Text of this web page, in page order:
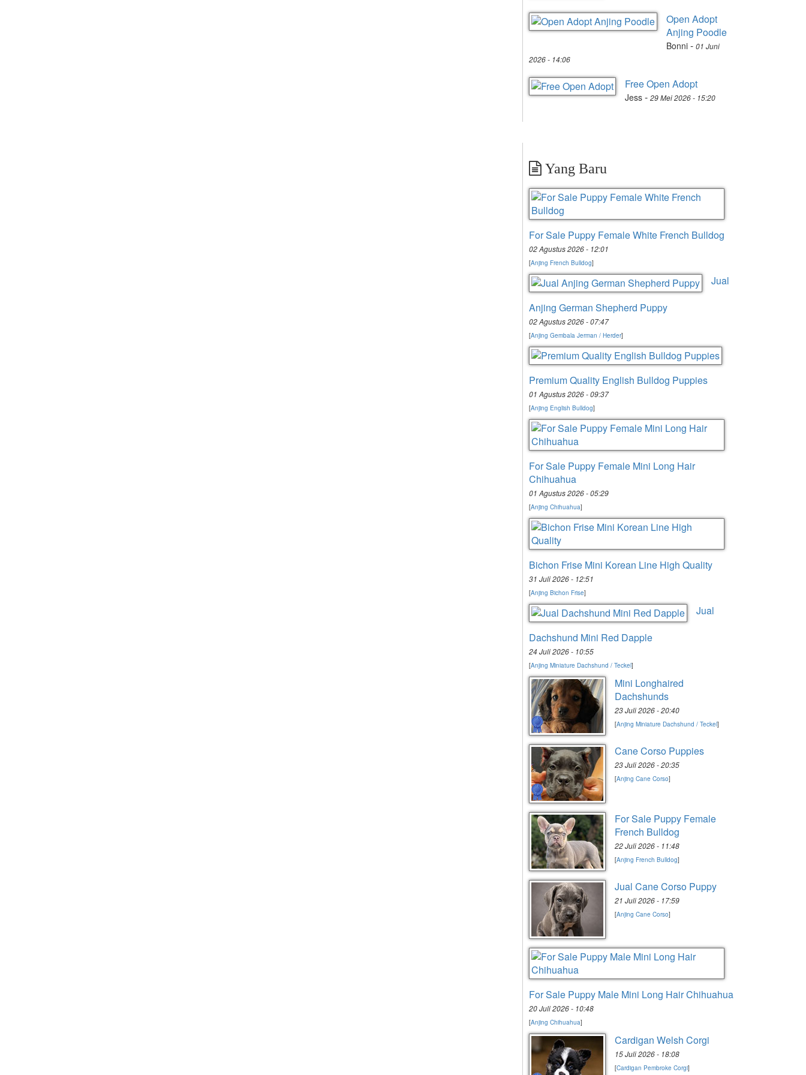
Open Adopt
Anjing Poodle
Bonni - 01 Juni
2026 - 14:06
Free Open Adopt
Jess - 29 Mei 2026 - 15:20
Yang Baru
For Sale Puppy Female White French Bulldog
02 Agustus 2026 - 12:01
[Anjing French Bulldog]
Jual
Anjing German Shepherd Puppy
02 Agustus 2026 - 07:47
[Anjing Gembala Jerman / Herder]
Premium Quality English Bulldog Puppies
01 Agustus 2026 - 09:37
[Anjing English Bulldog]
For Sale Puppy Female Mini Long Hair
Chihuahua
01 Agustus 2026 - 05:29
[Anjing Chihuahua]
Bichon Frise Mini Korean Line High Quality
31 Juli 2026 - 12:51
[Anjing Bichon Frise]
Jual
Dachshund Mini Red Dapple
24 Juli 2026 - 10:55
[Anjing Miniature Dachshund / Teckel]
Mini Longhaired
Dachshunds
23 Juli 2026 - 20:40
[Anjing Miniature Dachshund / Teckel]
Cane Corso Puppies
23 Juli 2026 - 20:35
[Anjing Cane Corso]
For Sale Puppy Female
French Bulldog
22 Juli 2026 - 11:48
[Anjing French Bulldog]
Jual Cane Corso Puppy
21 Juli 2026 - 17:59
[Anjing Cane Corso]
For Sale Puppy Male Mini Long Hair Chihuahua
20 Juli 2026 - 10:48
[Anjing Chihuahua]
Cardigan Welsh Corgi
15 Juli 2026 - 18:08
[Cardigan Pembroke Corgi]